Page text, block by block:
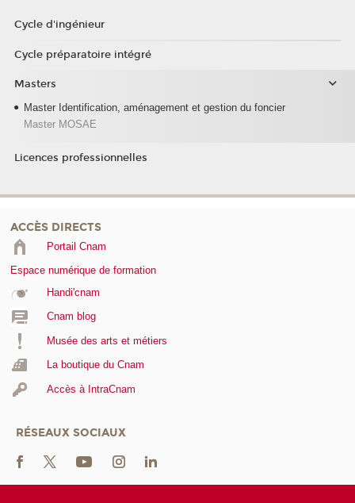
Cycle d'ingénieur
Cycle préparatoire intégré
Masters
Master Identification, aménagement et gestion du foncier
Master MOSAE
Licences professionnelles
ACCÈS DIRECTS
Portail Cnam
Espace numérique de formation
Handi'cnam
Cnam blog
Musée des arts et métiers
La boutique du Cnam
Accès à IntraCnam
RÉSEAUX SOCIAUX